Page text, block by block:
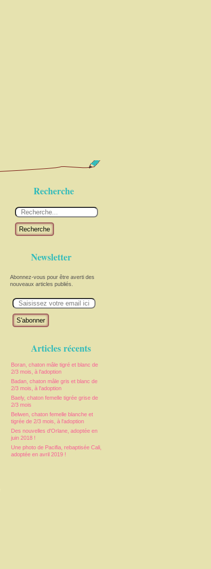
Recherche
Recherche
Newsletter
Abonnez-vous pour être averti des
nouveaux articles publiés.
m
Articles récents
Boran, chaton mâle tigré et blanc de
2/3 mois, à l'adoption
Badan, chaton mâle gris et blanc de
2/3 mois, à l'adoption
Baely, chaton femelle tigrée grise de
2/3 mois
Belwen, chaton femelle blanche et
tigrée de 2/3 mois, à l'adoption
Des nouvelles d'Orlane, adoptée en
juin 2018 !
Une photo de Pacifia, rebaptisée Cali,
adoptée en avril 2019 !